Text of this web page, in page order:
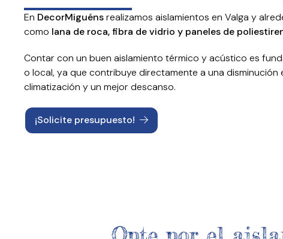
En DecorMiguénsrealizamos aislamientos en Valga y
como lana de roca, fibra de vidrio y paneles de
Contar con un buen aislamiento térmico y acústico es
o local, ya que contribuye directamente a una
climatización y un mejor descanso.
¡Solicite presupuesto!